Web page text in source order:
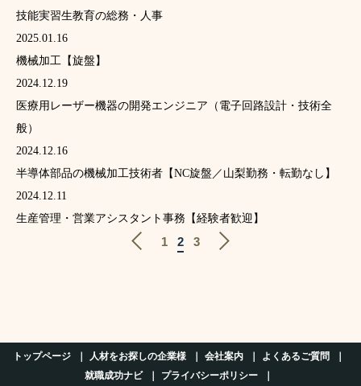
技能実習生教育の総務・人事
2025.01.16
機械加工【旋盤】
2024.12.19
医療用レーザー機器の開発エンジニア（電子回路設計・技術全
般）
2024.12.16
半導体部品の機械加工技術者【NC旋盤／山梨勤務・転勤なし】
2024.12.11
生産管理・営業アシスタント事務【経験者歓迎】
1 2 3
トップページ 人材をお探しの企業様 会社案内
よくあるご質問
就職成功ナビ
プライバシーポリシー